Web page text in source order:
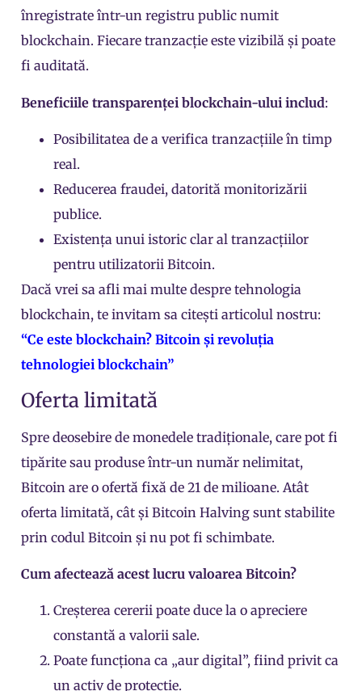
înregistrate într-un registru public numit
blockchain. Fiecare tranzacție este vizibilă și poate
fi auditată.
Beneficiile transparenței blockchain-ului includ:
Posibilitatea de a verifica tranzacțiile în timp
real.
Reducerea fraudei, datorită monitorizării
publice.
Existența unui istoric clar al tranzacțiilor
pentru utilizatorii Bitcoin.
Dacă vrei sa afli mai multe despre tehnologia
blockchain, te invitam sa citești articolul nostru:
“Ce este blockchain? Bitcoin și revoluția
tehnologiei blockchain”
Oferta limitată
Spre deosebire de monedele tradiționale, care pot fi
tipărite sau produse într-un număr nelimitat,
Bitcoin are o ofertă fixă de 21 de milioane. Atât
oferta limitată, cât și Bitcoin Halving sunt stabilite
prin codul Bitcoin și nu pot fi schimbate.
Cum afectează acest lucru valoarea Bitcoin?
Creșterea cererii poate duce la o apreciere
constantă a valorii sale.
Poate funcționa ca „aur digital”, fiind privit ca
un activ de protecție.